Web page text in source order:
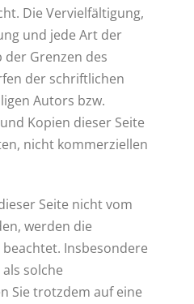
Die Vervielfältigung,
und jede Art der
Grenzen des
der schriftlichen
Autors bzw.
Kopien dieser Seite
nicht kommerziellen
Seite nicht vom
werden die
Insbesondere
solche
Sie trotzdem auf eine